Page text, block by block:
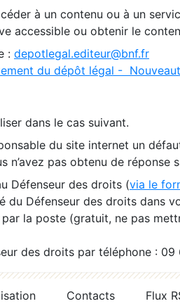
à un contenu ou à un
accessible ou obtenir le
: depotlegal.editeur@bnf.fr
du dépôt légal -
dans le cas suivant.
du site internet un
n’avez pas obtenu de réponse
Défenseur des droits (via le
du Défenseur des droits dans
la poste (gratuit, ne pas
des droits par téléphone :
Contacts
Flux